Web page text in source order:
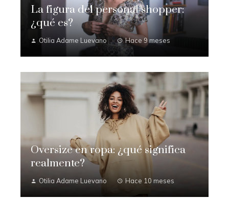
La figura del personal shopper:
¿qué es?
Otilia Adame Luevano Hace 9 meses
Oversize en ropa: ¿qué significa
realmente?
Otilia Adame Luevano Hace 10 meses